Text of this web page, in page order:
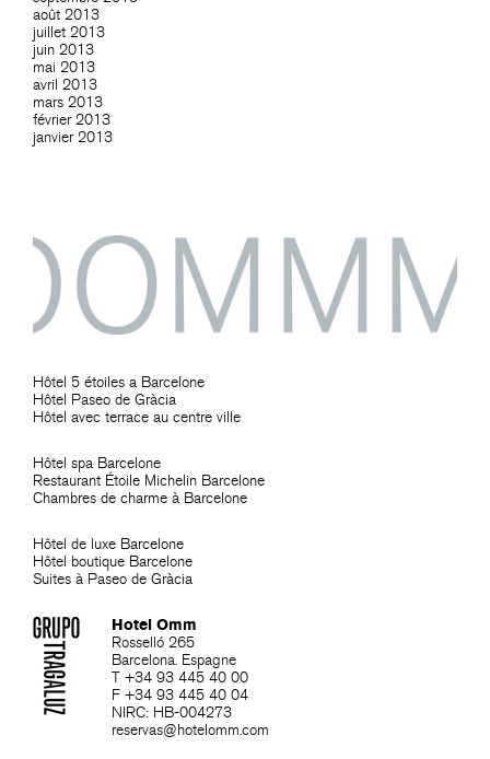
août 2013
juillet 2013
juin 2013
mai 2013
avril 2013
mars 2013
février 2013
janvier 2013
Hôtel 5 étoiles a Barcelone
Hôtel Paseo de Gràcia
Hôtel avec terrace au centre ville
Hôtel spa Barcelone
Restaurant Étoile Michelin Barcelone
Chambres de charme à Barcelone
Hôtel de luxe Barcelone
Hôtel boutique Barcelone
Suites à Paseo de Gràcia
Hotel Omm
Rosselló 265
Barcelona. Espagne
T +34 93 445 40 00
F +34 93 445 40 04
NIRC: HB-004273
reservas@hotelomm.com